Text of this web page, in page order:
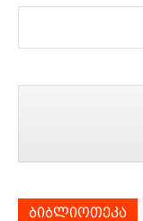
ბიბლიოთეკა